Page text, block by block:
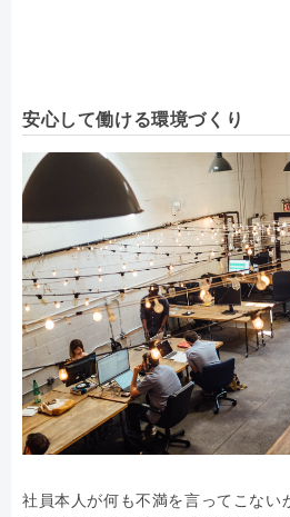
安心して働ける環境づくり
社員本人が何も不満を言ってこない